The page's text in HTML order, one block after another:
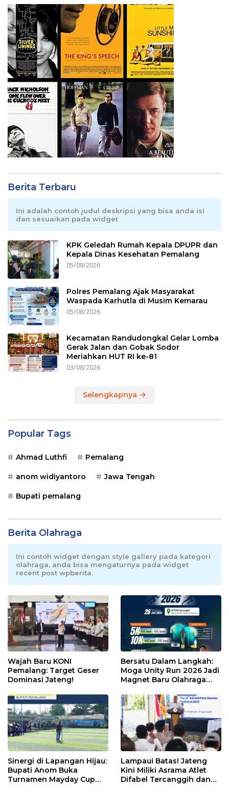
Berita Terbaru
Ini adalah contoh judul deskripsi yang bisa anda isi
dan sesuaikan pada widget
KPK Geledah Rumah Kepala DPUPR dan
Kepala Dinas Kesehatan Pemalang
05/08/2026
Polres Pemalang Ajak Masyarakat
Waspada Karhutla di Musim Kemarau
05/08/2026
Kecamatan Randudongkal Gelar Lomba
Gerak Jalan dan Gobak Sodor
Meriahkan HUT RI ke-81
03/08/2026
Selengkapnya
Popular Tags
Ahmad Luthfi Pemalang
anom widiyantoro Jawa Tengah
Bupati pemalang
Berita Olahraga
Ini contoh widget dengan style gallery pada kategori
olahraga, anda bisa mengaturnya pada widget
recent post wpberita.
Wajah Baru KONI
Pemalang: Target Geser
Dominasi Jateng!
Bersatu Dalam Langkah:
Moga Unity Run 2026 Jadi
Magnet Baru Olahraga
Sinergi di Lapangan Hijau:
Bupati Anom Buka
Turnamen Mayday Cup
Lampaui Batas! Jateng
Kini Miliki Asrama Atlet
Difabel Tercanggih dan